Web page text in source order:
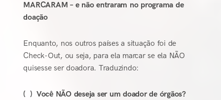
MARCARAM – e não entraram no programa de
doação
Enquanto, nos outros países a situação foi de
Check-Out, ou seja, para ela marcar se ela NÃO
quisesse ser doadora. Traduzindo:
( ) Você NÃO deseja ser um doador de órgãos?